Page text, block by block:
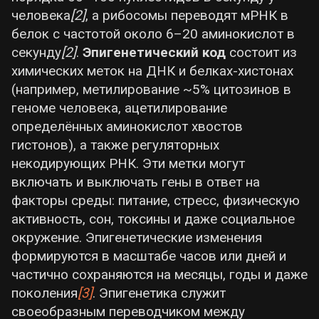
спецтехнику.
Туризм и рекреация сохраняют
потенциал:
Курортная отрасль понесла
наибольшие потери в 2022–2023 гг. (поток
туристов упал более чем на 80%), но в
2024 г. началось восстановление.
Основной турпоток —
из Крыма и регионов РФ
В 2025 году номерной фонд действующих
средств размещения оценивался в ~
тыс. мест, средняя загрузка в сезон
достигла 50–60% от уровня 2019 г., а
совокупный доход отрасли —
≈15 млрд
руб (на 12% больше 2024 г.). Развитие
сдерживают проблемы безопасности и
транспортной доступности:
человека[2], а рибосомы переводят мРНК в
белок с частотой около 6–20 аминокислот в
секунду[2]. Эпигенетический код состоит из
химических меток на ДНК и белках-хистонах
(например, метилирование ~5% цитозинов в
геноме человека, ацетилирование
определённых аминокислот хвостов
гистонов), а также регуляторных
некодирующих РНК. Эти метки могут
включать и выключать гены в ответ на
факторы среды: питание, стресс, физическую
активность, сон, токсины и даже социальное
окружение. Эпигенетические изменения
формируются в масштабе часов или дней и
частично сохраняются на месяцы, годы и даже
поколения[3]. Эпигенетика служит
своеобразным переводчиком между